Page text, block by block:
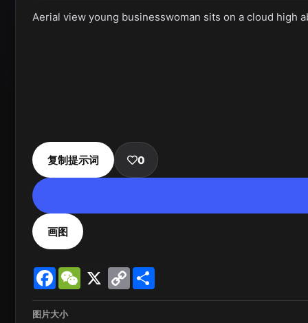
Aerial view young businesswoman sits on a cloud
复制提示词 0
画图
FacebookWeChat
X
Copy
Link
图片大小